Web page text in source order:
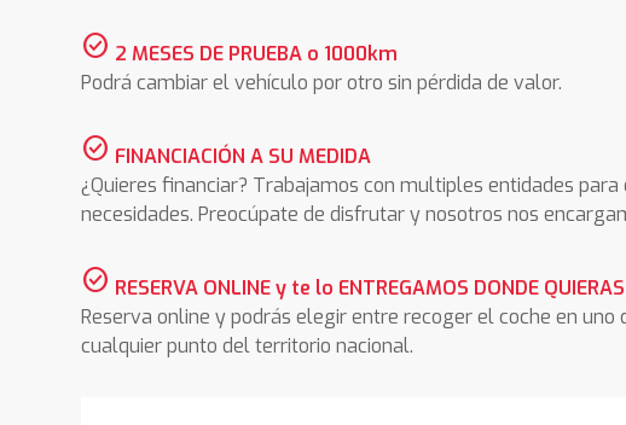
check_circle 2 MESES DE PRUEBA o 1000km
Podrá cambiar el vehículo por otro sin pérdida de valor.
check_circle FINANCIACIÓN A SU MEDIDA
¿Quieres financiar? Trabajamos con multiples entidades
necesidades. Preocúpate de disfrutar y nosotros nos
check_circle RESERVA ONLINE y te lo ENTREGAMOS DONDE QUIERAS
Reserva online y podrás elegir entre recoger el coche en
cualquier punto del territorio nacional.